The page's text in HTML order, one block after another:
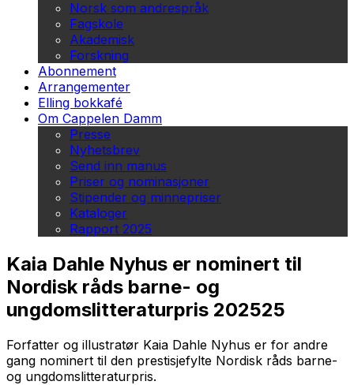
Norsk som andrespråk
Fagskole
Akademisk
Forskning
Abonnement
Arrangementer
Elling bokkafé
Om Cappelen Damm
Presse
Nyhetsbrev
Send inn manus
Priser og nominasjoner
Stipender og minnepriser
Kataloger
Rapport 2025
Kaia Dahle Nyhus er nominert til
Nordisk råds barne- og
ungdomslitteraturpris 202525
Forfatter og illustratør Kaia Dahle Nyhus er for andre
gang nominert til den prestisjefylte Nordisk råds barne-
og ungdomslitteraturpris.